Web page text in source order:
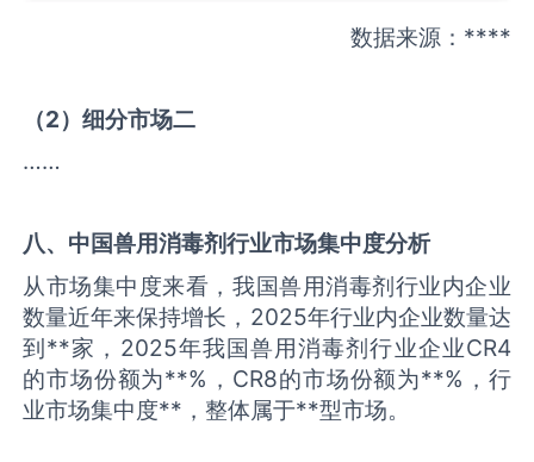
数据来源：****
（2）细分市场二
……
八、中国兽用消毒剂行业市场集中度分析
从市场集中度来看，我国兽用消毒剂行业内企业
数量近年来保持增长，2025年行业内企业数量达
到**家，2025年我国兽用消毒剂行业企业CR4
的市场份额为**%，CR8的市场份额为**%，行
业市场集中度**，整体属于**型市场。